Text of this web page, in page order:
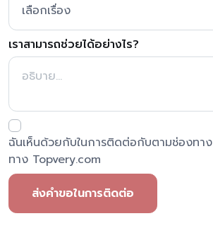
เราสามารถช่วยได้อย่างไร?
ฉันเห็นด้วยกับในการติดต่อกับตามช่องทา
ทาง Topvery.com
ส่งคำขอในการติดต่อ